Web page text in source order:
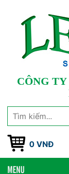
CÔNG
0 VNĐ
MENU